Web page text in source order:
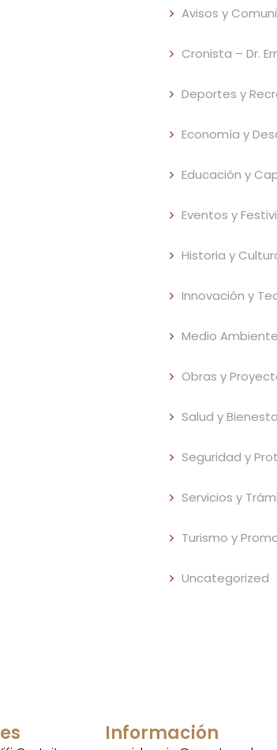
Avisos y
Cronista – Dr.
Deportes y
Economía y
Educación y
Eventos y
Historia y
Innovación y
Medio
Obras y
Salud y
Seguridad y
Servicios y
Turismo y
Uncategorized
Información